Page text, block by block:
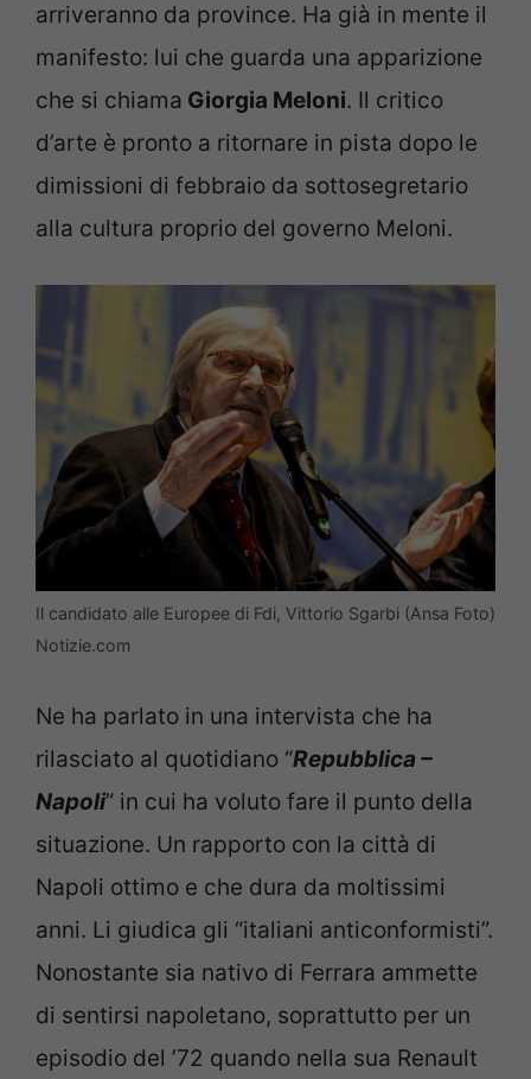
arriveranno da province. Ha già in mente il
manifesto: lui che guarda una apparizione
che si chiama Giorgia Meloni. Il critico
d’arte è pronto a ritornare in pista dopo le
dimissioni di febbraio da sottosegretario
alla cultura proprio del governo Meloni.
Il candidato alle Europee di Fdi, Vittorio Sgarbi (Ansa Foto)
Notizie.com
Ne ha parlato in una intervista che ha
rilasciato al quotidiano “Repubblica –
Napoli” in cui ha voluto fare il punto della
situazione. Un rapporto con la città di
Napoli ottimo e che dura da moltissimi
anni. Li giudica gli “italiani anticonformisti”.
Nonostante sia nativo di Ferrara ammette
di sentirsi napoletano, soprattutto per un
episodio del ’72 quando nella sua Renault